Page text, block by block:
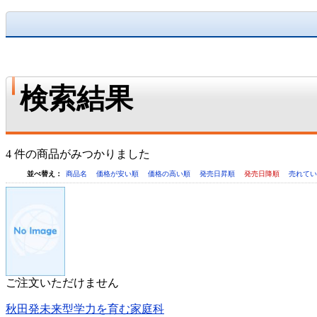
検索結果
4 件の商品がみつかりました
並べ替え： 商品名 価格が安い順 価格の高い順 発売日昇順 発売日降順 売れて
ご注文いただけません
秋田発未来型学力を育む家庭科